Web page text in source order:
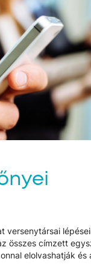
versenytársai
összes címzett
elolvashatják és